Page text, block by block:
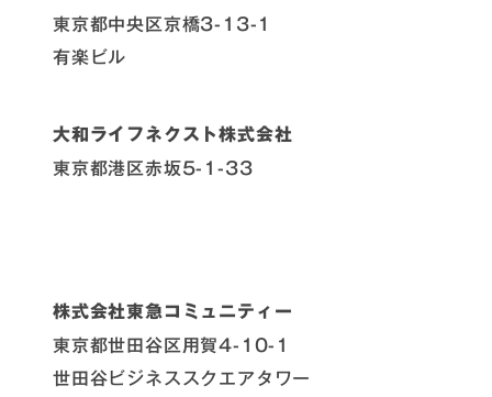
東京都中央区京橋3-13-1
有楽ビル
大和ライフネクスト株式会社
東京都港区赤坂5-1-33
株式会社東急コミュニティー
東京都世田谷区用賀4-10-1
世田谷ビジネススクエアタワー